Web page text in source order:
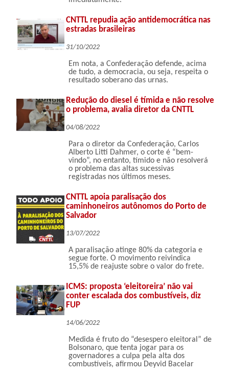
CNTTL repudia ação antidemocrática nas
estradas brasileiras
31/10/2022
Em nota, a Confederação defende, acima
de tudo, a democracia, ou seja, respeita o
resultado soberano das urnas.
Redução do diesel é tímida e não resolve
o problema, avalia diretor da CNTTL
04/08/2022
Para o diretor da Confederação, Carlos
Alberto Litti Dahmer, o corte é “bem-
vindo”, no entanto, tímido e não resolverá
o problema das altas sucessivas
registradas nos últimos meses.
CNTTL apoia paralisação dos
caminhoneiros autônomos do Porto de
Salvador
13/07/2022
A paralisação atinge 80% da categoria e
segue forte. O movimento reivindica
15,5% de reajuste sobre o valor do frete.
ICMS: proposta ‘eleitoreira’ não vai
conter escalada dos combustíveis, diz
FUP
14/06/2022
Medida é fruto do “desespero eleitoral” de
Bolsonaro, que tenta jogar para os
governadores a culpa pela alta dos
combustíveis, afirmou Deyvid Bacelar